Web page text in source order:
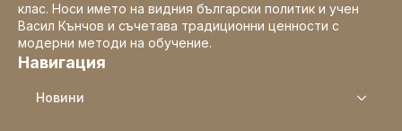
клас. Носи името на видния български политик и учен
Васил Кънчов и съчетава традиционни ценности с
модерни методи на обучение.
Навигация
Новини